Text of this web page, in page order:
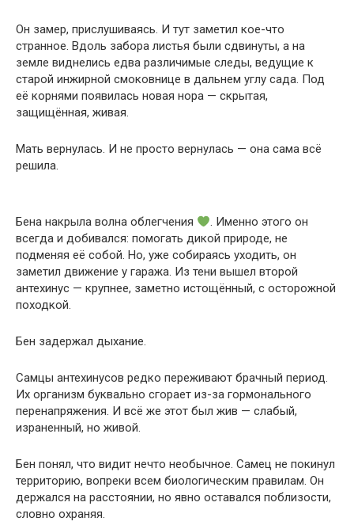
Он замер, прислушиваясь. И тут заметил кое-что
странное. Вдоль забора листья были сдвинуты, а на
земле виднелись едва различимые следы, ведущие к
старой инжирной смоковнице в дальнем углу сада. Под
её корнями появилась новая нора — скрытая,
защищённая, живая.
Мать вернулась. И не просто вернулась — она сама всё
решила.
Бена накрыла волна облегчения
. Именно этого он
всегда и добивался: помогать дикой природе, не
подменяя её собой. Но, уже собираясь уходить, он
заметил движение у гаража. Из тени вышел второй
антехинус — крупнее, заметно истощённый, с осторожной
походкой.
Бен задержал дыхание.
Самцы антехинусов редко переживают брачный период.
Их организм буквально сгорает из-за гормонального
перенапряжения. И всё же этот был жив — слабый,
израненный, но живой.
Бен понял, что видит нечто необычное. Самец не покинул
территорию, вопреки всем биологическим правилам. Он
держался на расстоянии, но явно оставался поблизости,
словно охраняя.